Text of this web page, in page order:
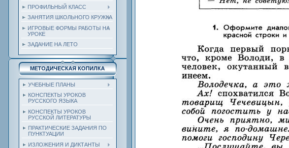
ПРОФИЛЬНЫЙ КЛАСС
ЗАНЯТИЯ ШКОЛЬНОГО КРУЖКА
ИГРОВЫЕ ФОРМЫ РАБОТЫ НА
УРОКЕ
ЗАДАНИЕ НА ЛЕТО
МЕТОДИЧЕСКАЯ КОПИЛКА
УЧЕБНЫЕ ПЛАНЫ
КОНСПЕКТЫ УРОКОВ
РУССКОГО ЯЗЫКА
КОНСПЕКТЫ УРОКОВ
РУССКОЙ ЛИТЕРАТУРЫ
ПРАКТИЧЕСКИЕ ЗАДАНИЯ ПО
ПУНКТУАЦИИ
ИЗЛОЖЕНИЯ И ДИКТАНТЫ